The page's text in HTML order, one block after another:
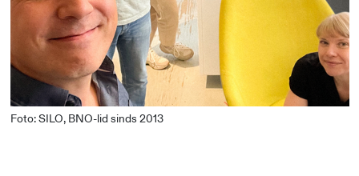
Foto: SILO, BNO-lid sinds 2013